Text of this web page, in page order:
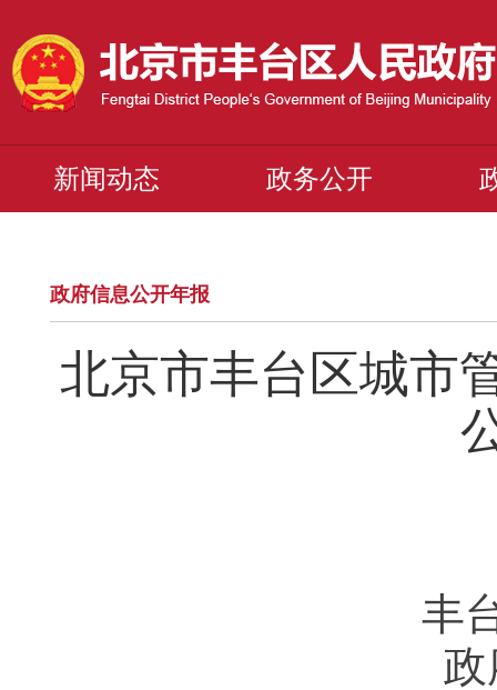
新闻动态 政务公开
政府信息公开年报
北京市丰台区城市
丰